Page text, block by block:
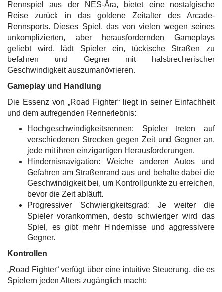
Rennspiel aus der NES-Ära, bietet eine nostalgische
Reise zurück in das goldene Zeitalter des Arcade-
Rennsports. Dieses Spiel, das von vielen wegen seines
unkomplizierten, aber herausfordernden Gameplays
geliebt wird, lädt Spieler ein, tückische Straßen zu
befahren und Gegner mit halsbrecherischer
Geschwindigkeit auszumanövrieren.
Gameplay und Handlung
Die Essenz von „Road Fighter“ liegt in seiner Einfachheit
und dem aufregenden Rennerlebnis:
Hochgeschwindigkeitsrennen: Spieler treten auf
verschiedenen Strecken gegen Zeit und Gegner an,
jede mit ihren einzigartigen Herausforderungen.
Hindernisnavigation: Weiche anderen Autos und
Gefahren am Straßenrand aus und behalte dabei die
Geschwindigkeit bei, um Kontrollpunkte zu erreichen,
bevor die Zeit abläuft.
Progressiver Schwierigkeitsgrad: Je weiter die
Spieler vorankommen, desto schwieriger wird das
Spiel, es gibt mehr Hindernisse und aggressivere
Gegner.
Kontrollen
„Road Fighter“ verfügt über eine intuitive Steuerung, die es
Spielern jeden Alters zugänglich macht: